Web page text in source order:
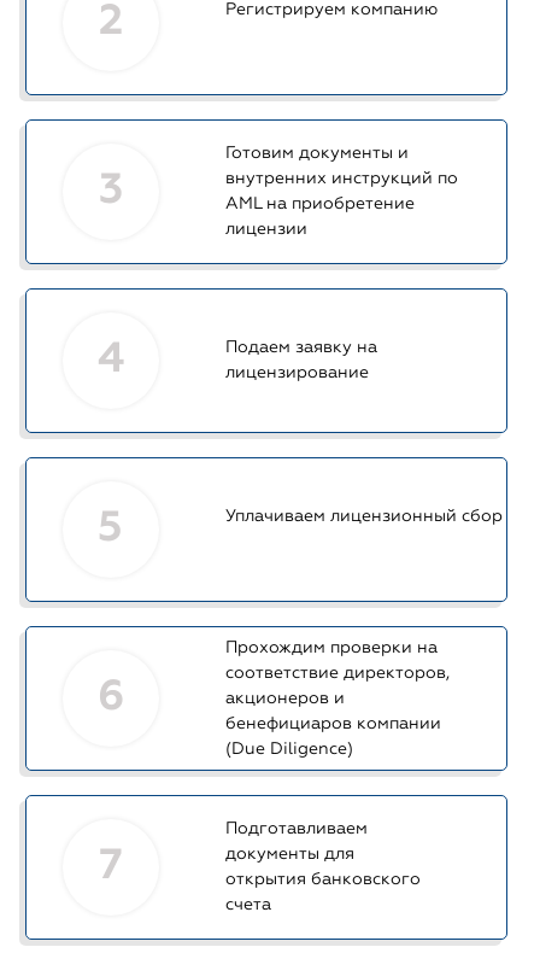
2 Регистрируем компанию
Готовим документы и
внутренних инструкций по
AML на приобретение
лицензии
3
4
Подаем заявку на
лицензирование
Уплачиваем лицензионный сбор
5
6
Прохождим проверки на
соответствие директоров,
акционеров и
бенефициаров компании
(Due Diligence)
Подготавливаем
документы для
открытия банковского
счета
7